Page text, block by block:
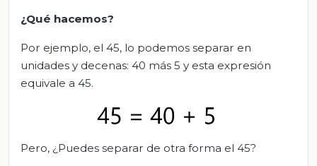
¿Qué hacemos?
Por ejemplo, el 45, lo podemos separar en
unidades y decenas: 40 más 5 y esta expresión
equivale a 45.
Pero, ¿Puedes separar de otra forma el 45?